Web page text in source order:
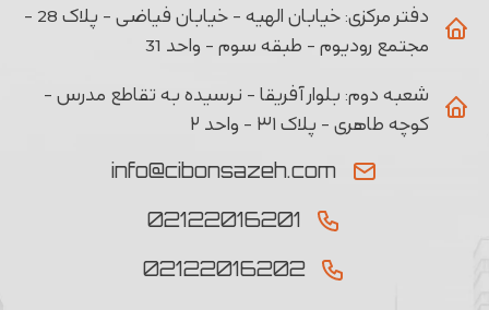
دفتر مرکزی:
خیابان الهیه - خیابان فیاضی - پلاک 28 -
مجتمع رودیوم - طبقه سوم - واحد 31
شعبه دوم: بلوار آفریقا - نرسیده به تقاطع مدرس -
کوچه طاهری - پلاک ۳۱ - واحد ۲
info@cibonsazeh.com
02122016201
02122016202